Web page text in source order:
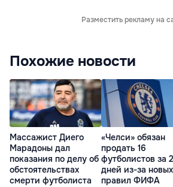
Разместить рекламу на
Похожие новости
Массажист Диего
Марадоны дал
показания по делу об
обстоятельствах
смерти футболиста
«Челси» обязан
продать 16
футболистов за
дней из-за новых
правил ФИФА